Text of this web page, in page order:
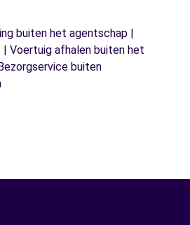
buiten het agentschap |
| Voertuig afhalen buiten het
buiten